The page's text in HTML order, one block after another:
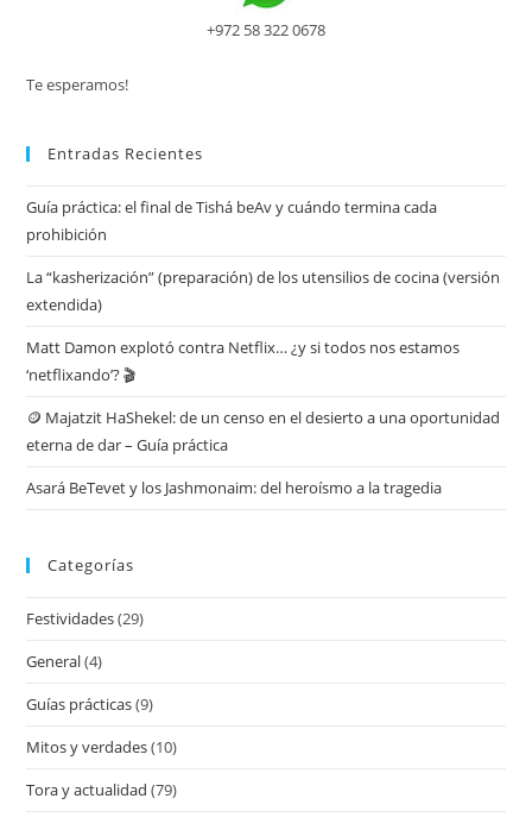
+972 58 322 0678
Te esperamos!
Entradas Recientes
Guía práctica: el final de Tishá beAv y cuándo termina cada
prohibición
La “kasherización” (preparación) de los utensilios de cocina (versión
extendida)
Matt Damon explotó contra Netflix… ¿y si todos nos estamos
‘netflixando’? 🎬
🪙 Majatzit HaShekel: de un censo en el desierto a una oportunidad
eterna de dar – Guía práctica
Asará BeTevet y los Jashmonaim: del heroísmo a la tragedia
Categorías
Festividades(29)
General(4)
Guías prácticas(9)
Mitos y verdades(10)
Tora y actualidad (79)